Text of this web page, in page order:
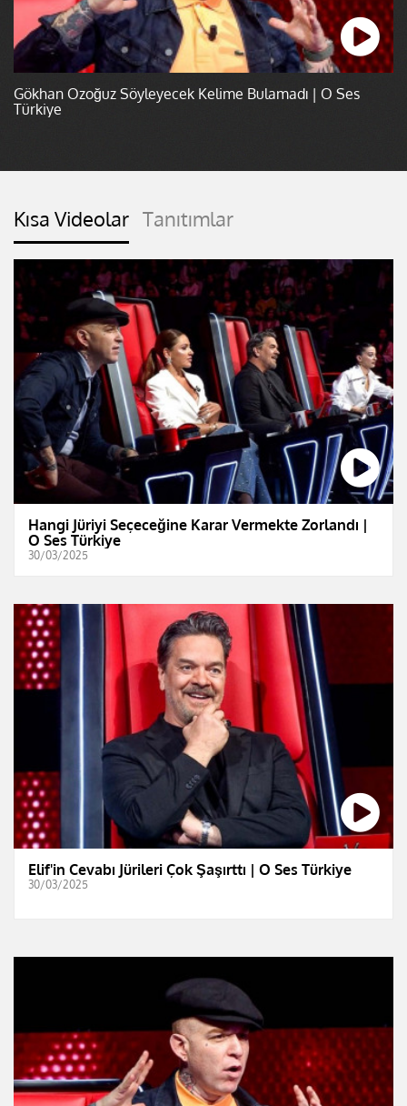
Gökhan Özoğuz Söyleyecek Kelime Bulamadı | O Ses
Türkiye
Kısa Videolar Tanıtımlar
Hangi Jüriyi Seçeceğine Karar Vermekte Zorlandı |
O Ses Türkiye
30/03/2025
Elif'in Cevabı Jürileri Çok Şaşırttı | O Ses Türkiye
30/03/2025